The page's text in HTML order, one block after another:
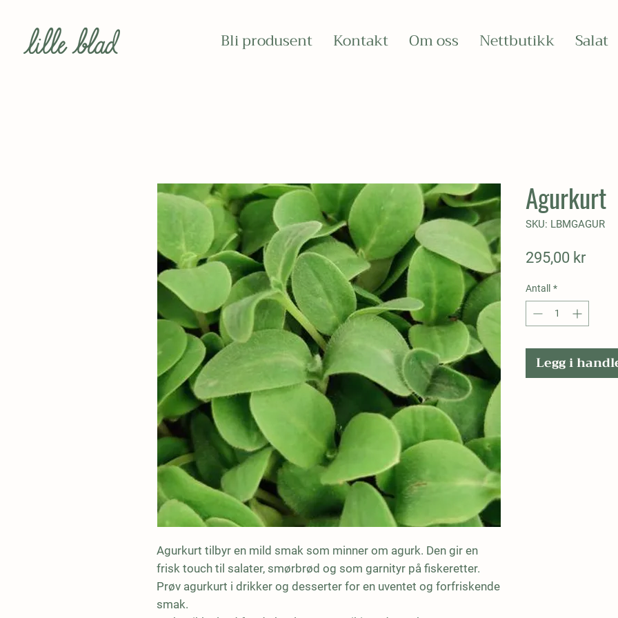
Bli produsent Kontakt Om oss Nettbutikk Salat
Agurkurt tilbyr en mild smak som minner om agurk. Den gir en
frisk touch til salater, smørbrød og som garnityr på fiskeretter.
Prøv agurkurt i drikker og desserter for en uventet og forfriskende
smak.
Agurkurt
SKU: LBMGAGUR
295,00 krPris
Antall *
Legg i